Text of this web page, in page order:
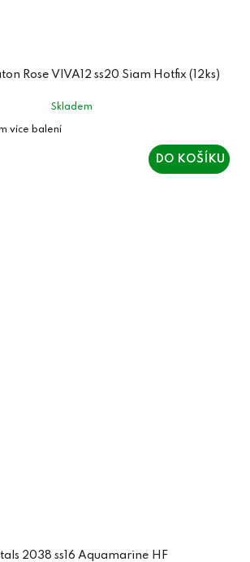
Rose VIVA12 ss20 Siam Hotfix (12ks)
Skladem
DO KOŠÍKU
2038 ss16 Aquamarine HF